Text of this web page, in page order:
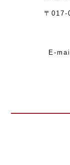
〒017-
E-